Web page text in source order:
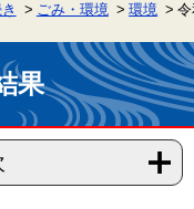
ごみ・環境 環境
果